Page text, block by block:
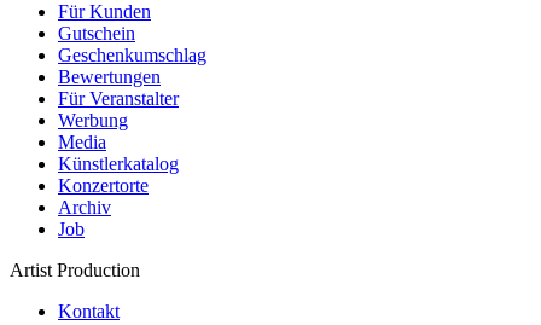
Für Kunden
Gutschein
Geschenkumschlag
Bewertungen
Für Veranstalter
Werbung
Media
Künstlerkatalog
Konzertorte
Archiv
Job
Artist Production
Kontakt